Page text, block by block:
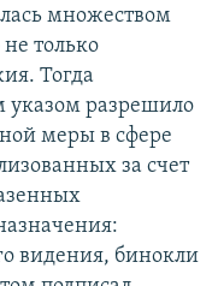
множеством
только
Тогда
указом разрешило
меры в сфере
за счет
видения, бинокли